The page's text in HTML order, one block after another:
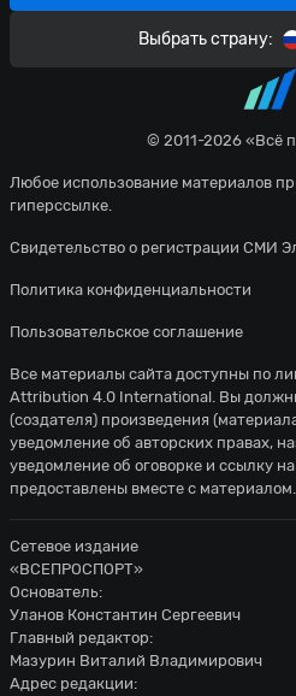
© 2011-2026 «Всё
Любое использование материалов
гиперссылке.
Свидетельство о регистрации СМИ
Политика конфиденциальности
Пользовательское соглашение
Выбрать страну:
Все материалы сайта доступны по
Attribution 4.0 International. Вы
(создателя) произведения
уведомление об авторских правах,
уведомление об оговорке и ссылку
предоставлены вместе с материалом.
Сетевое издание
«ВСЕПРОСПОРТ»
Основатель:
Уланов Константин Сергеевич
Главный редактор:
Мазурин Виталий Владимирович
Адрес редакции: